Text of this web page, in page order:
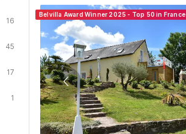
16
45
17
1
Belvilla Award Winner 2025 - Top 50 in France